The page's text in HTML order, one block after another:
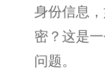
身份信息
密？这是
问题。